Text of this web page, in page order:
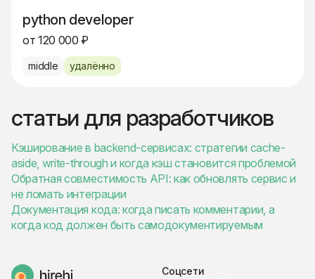
python developer
от 120 000 ₽
middle удалённо
статьи для разработчиков
Кэширование в backend-сервисах: стратегии cache-
aside, write-through и когда кэш становится проблемой
Обратная совместимость API: как обновлять сервис и
не ломать интеграции
Документация кода: когда писать комментарии, а
когда код должен быть самодокументируемым
Соцсети